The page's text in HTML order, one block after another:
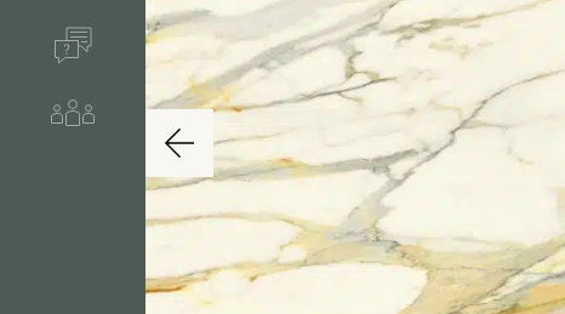
KKK
Meist